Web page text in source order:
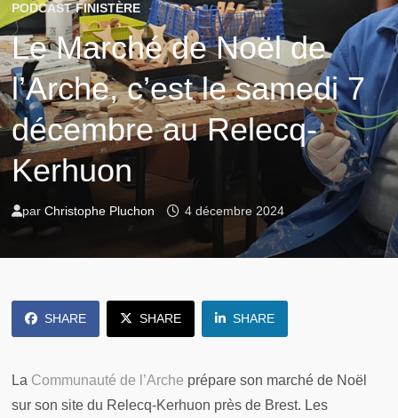
PODCAST FINISTÈRE
Le Marché de Noël de
l’Arche, c’est le samedi 7
décembre au Relecq-
Kerhuon
par Christophe Pluchon 4 décembre 2024
SHARE SHARE SHARE
La Communauté de l’Arche prépare son marché de Noël
sur son site du Relecq-Kerhuon près de Brest. Les